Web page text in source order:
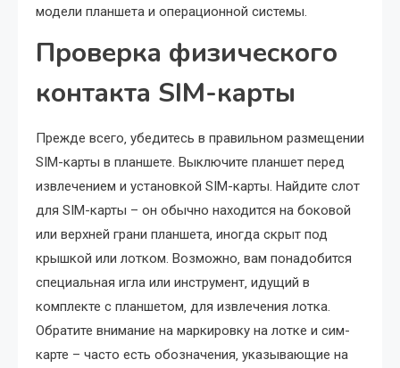
модели планшета и операционной системы.
Проверка физического
контакта SIM-карты
Прежде всего‚ убедитесь в правильном размещении
SIM-карты в планшете. Выключите планшет перед
извлечением и установкой SIM-карты. Найдите слот
для SIM-карты – он обычно находится на боковой
или верхней грани планшета‚ иногда скрыт под
крышкой или лотком. Возможно‚ вам понадобится
специальная игла или инструмент‚ идущий в
комплекте с планшетом‚ для извлечения лотка.
Обратите внимание на маркировку на лотке и сим-
карте – часто есть обозначения‚ указывающие на